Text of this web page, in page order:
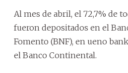
Al mes de abril, el 72,7% de
fueron depositados en el
Fomento (BNF), en ueno
el Banco Continental.